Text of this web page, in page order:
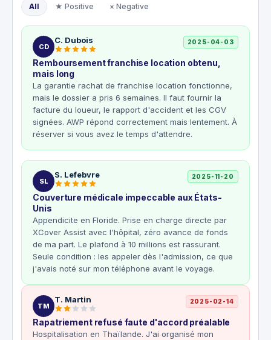
All ★ Positive × Negative
CD
C. Dubois 2025-04-03
Remboursement franchise location obtenu,
mais long
La garantie rachat de franchise location fonctionne,
mais le dossier a pris 6 semaines. Il faut fournir la
facture du loueur, le rapport d'accident et les CGV
signées. AWP répond correctement mais lentement. À
réserver si vous avez le temps d'attendre.
SL
S. Lefebvre 2025-11-20
Couverture médicale impeccable aux États-
Unis
Appendicite en Floride. Prise en charge directe par
XCover Assist avec l'hôpital, zéro avance de fonds
de ma part. Le plafond à 10 millions est rassurant.
Seule condition : les appeler dès l'admission, ce que
j'avais noté sur mon téléphone avant le voyage.
TM
T. Martin 2025-02-14
Rapatriement refusé faute d'accord préalable
Hospitalisation en Thaïlande. J'ai organisé mon